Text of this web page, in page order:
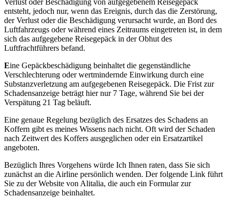
Verlust oder Beschädigung von aufgegebenem Reisegepäck
entsteht, jedoch nur, wenn das Ereignis, durch das die Zerstörung,
der Verlust oder die Beschädigung verursacht wurde, an Bord des
Luftfahrzeugs oder während eines Zeitraums eingetreten ist, in dem
sich das aufgegebene Reisegepäck in der Obhut des
Luftfrachtführers befand.
Eine Gepäckbeschädigung beinhaltet die gegenständliche
Verschlechterung oder wertmindernde Einwirkung durch eine
Substanzverletzung am aufgegebenen Reisegepäck. Die Frist zur
Schadensanzeige beträgt hier nur 7 Tage, während Sie bei der
Verspätung 21 Tag beläuft.
Eine genaue Regelung bezüglich des Ersatzes des Schadens an
Koffern gibt es meines Wissens nach nicht. Oft wird der Schaden
nach Zeitwert des Koffers ausgeglichen oder ein Ersatzartikel
angeboten.
Bezüglich Ihres Vorgehens würde Ich Ihnen raten, dass Sie sich
zunächst an die Airline persönlich wenden. Der folgende Link führt
Sie zu der Website von Alitalia, die auch ein Formular zur
Schadensanzeige beinhaltet.